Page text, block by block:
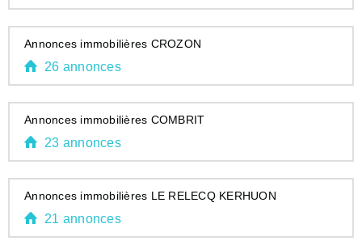
Annonces immobilières CROZON
26 annonces
Annonces immobilières COMBRIT
23 annonces
Annonces immobilières LE RELECQ KERHUON
21 annonces